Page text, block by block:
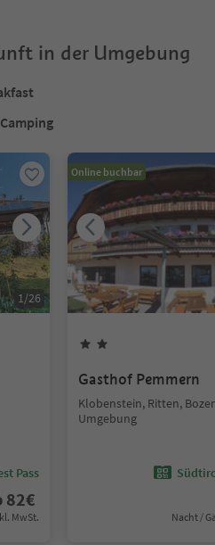
in der Umgebung
Camping
1/26
Pass
82€
MwSt.
Online buchbar
Gasthof Pemmern
Klobenstein, Ritten,
Umgebung
Nacht /